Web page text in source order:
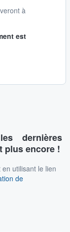
à
est
dernières
plus encore !
utilisant le lien
de